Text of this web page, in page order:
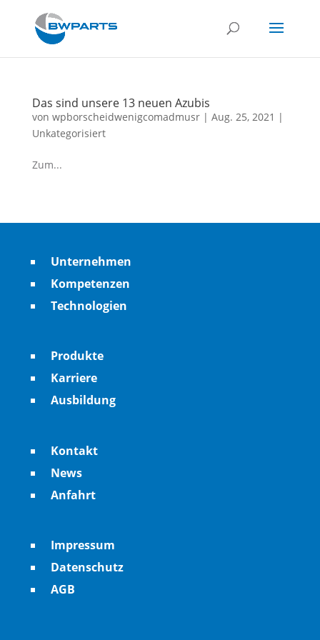
Das sind unsere 13 neuen Azubis
von wpborscheidwenigcomadmusr| Aug. 25, 2021 |
Unkategorisiert
Zum...
Unternehmen
Kompetenzen
Technologien
Produkte
Karriere
Ausbildung
Kontakt
News
Anfahrt
Impressum
Datenschutz
AGB